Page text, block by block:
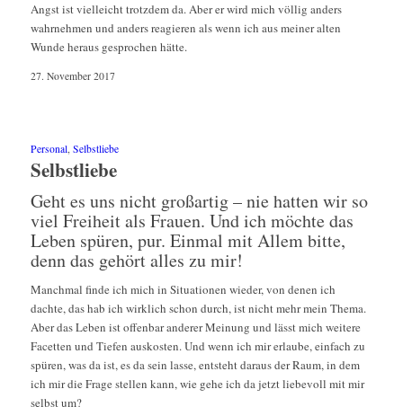
Angst ist vielleicht trotzdem da. Aber er wird mich völlig anders
wahrnehmen und anders reagieren als wenn ich aus meiner alten
Wunde heraus gesprochen hätte.
27. November 2017
Personal, Selbstliebe
Selbstliebe
Geht es uns nicht großartig – nie hatten wir so
viel Freiheit als Frauen. Und ich möchte das
Leben spüren, pur. Einmal mit Allem bitte,
denn das gehört alles zu mir!
Manchmal finde ich mich in Situationen wieder, von denen ich
dachte, das hab ich wirklich schon durch, ist nicht mehr mein Thema.
Aber das Leben ist offenbar anderer Meinung und lässt mich weitere
Facetten und Tiefen auskosten. Und wenn ich mir erlaube, einfach zu
spüren, was da ist, es da sein lasse, entsteht daraus der Raum, in dem
ich mir die Frage stellen kann, wie gehe ich da jetzt liebevoll mit mir
selbst um?